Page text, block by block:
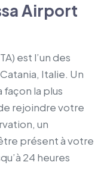
Airport
est l’un des
Italie. Un
la plus
rejoindre votre
un
présent à votre
24 heures